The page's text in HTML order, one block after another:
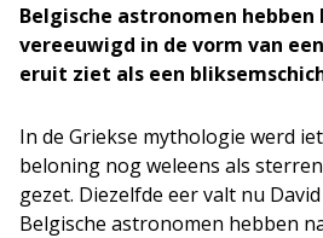
Belgische astronomen hebben
vereeuwigd in de vorm van
eruit ziet als een
In de Griekse mythologie werd
beloning nog weleens als
gezet. Diezelfde eer valt nu
Belgische astronomen hebben